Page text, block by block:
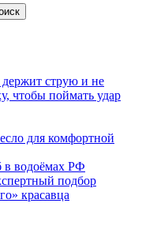
струю и не
чтобы поймать удар
для комфортной
в водоёмах РФ
подбор
красавца